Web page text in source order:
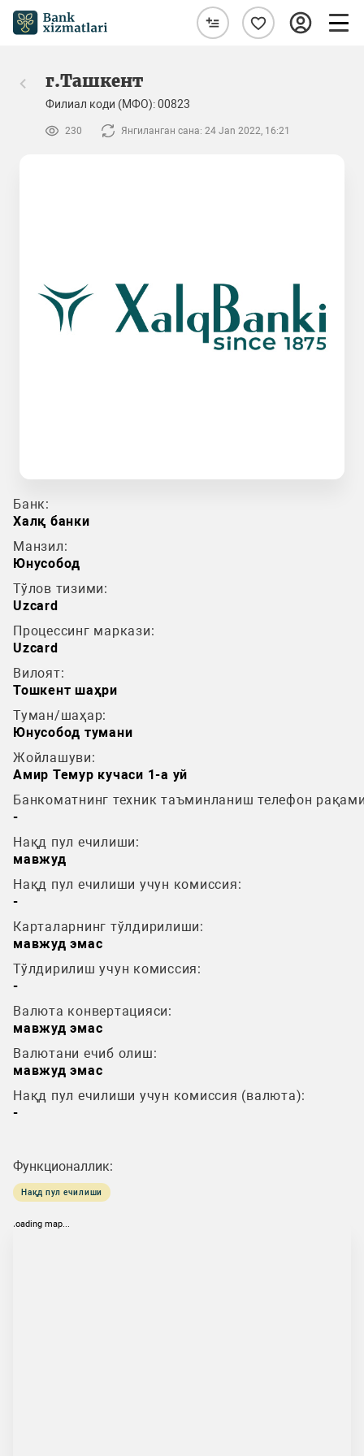
г.Ташкент
Филиал коди (МФО): 00823
230 Янгиланган сана: 24 Jan 2022, 16:21
Банк:
Халқ банки
Манзил:
Юнусобод
Тўлов тизими:
Uzcard
Процессинг маркази:
Uzcard
Вилоят:
Тошкент шаҳри
Туман/шаҳар:
Юнусобод тумани
Жойлашуви:
Амир Темур кучаси 1-а уй
Банкоматнинг техник таъминланиш телефон
-
Нақд пул ечилиши:
мавжуд
Нақд пул ечилиши учун комиссия:
-
Карталарнинг тўлдирилиши:
мавжуд эмас
Тўлдирилиш учун комиссия:
-
Валюта конвертацияси:
мавжуд эмас
Валютани ечиб олиш:
мавжуд эмас
Нақд пул ечилиши учун комиссия (валюта):
-
Функционаллик:
Нақд пул ечилиши
loading map...